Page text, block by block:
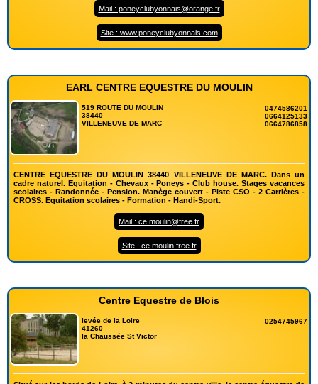
Mail : poneyclubyonnais@orange.fr
Site : www.poneyclubyonnais.com
EARL CENTRE EQUESTRE DU MOULIN
519 ROUTE DU MOULIN
38440
VILLENEUVE DE MARC
0474586201
0664125133
0664786858
CENTRE EQUESTRE DU MOULIN 38440 VILLENEUVE DE MARC. Dans un
cadre naturel. Equitation - Chevaux - Poneys - Club house. Stages vacances
scolaires - Randonnée - Pension. Manège couvert - Piste CSO - 2 Carrières -
CROSS. Equitation scolaires - Formation - Handi-Sport.
Mail : ce.moulin@free.fr
Site : ce.moulin.free.fr
Centre Equestre de Blois
levée de la Loire
41260
la Chaussée St Victor
0254745967